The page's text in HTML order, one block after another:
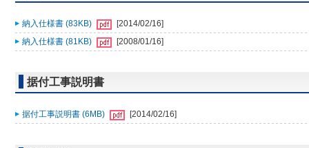
納入仕様書 (83KB)
[2014/02/16]
納入仕様書 (81KB)
[2008/01/16]
据付工事説明書
据付工事説明書 (6MB) [2014/02/16]